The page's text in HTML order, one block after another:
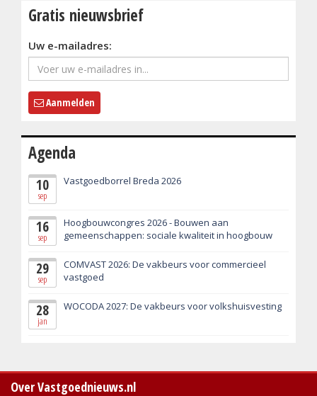
Gratis nieuwsbrief
Uw e-mailadres:
Aanmelden
Agenda
10
sep
Vastgoedborrel Breda 2026
16
sep
Hoogbouwcongres 2026 - Bouwen aan
gemeenschappen: sociale kwaliteit in hoogbouw
29
sep
COMVAST 2026: De vakbeurs voor commercieel
vastgoed
28
jan
WOCODA 2027: De vakbeurs voor volkshuisvesting
Over Vastgoednieuws.nl